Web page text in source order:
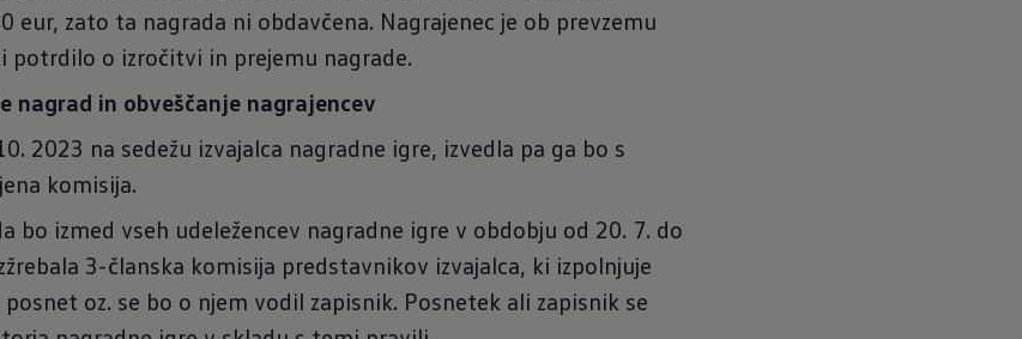
eur, zato ta nagrada ni obdavčena. Nagrajenec je ob prevzemu
potrdilo o izročitvi in prejemu nagrade.
nagrad in obveščanje nagrajencev
2023 na sedežu izvajalca nagradne igre, izvedla pa ga bo s
komisija.
bo izmed vseh udeležencev nagradne igre v obdobju od 20. 7. do
3-članska komisija predstavnikov izvajalca, ki izpolnjuje
oz. se bo o njem vodil zapisnik. Posnetek ali zapisnik se